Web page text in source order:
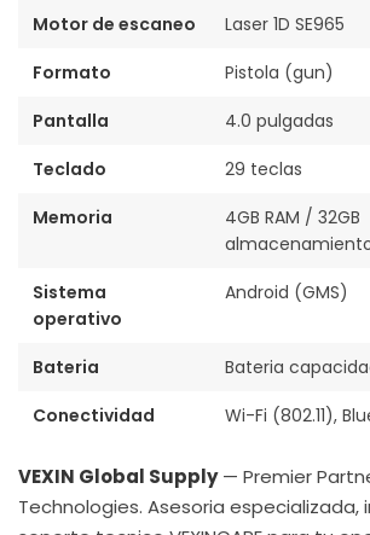
Motor de escaneo
Laser 1D SE965
Formato
Pistola (gun)
Pantalla
4.0 pulgadas
Teclado
29 teclas
Memoria
4GB RAM / 32GB
Sistema
operativo
Android (GMS)
Bateria
Bateria
Conectividad
Wi-Fi (802.11),
VEXIN Global Supply— Premier
Technologies. Asesoria especializada,